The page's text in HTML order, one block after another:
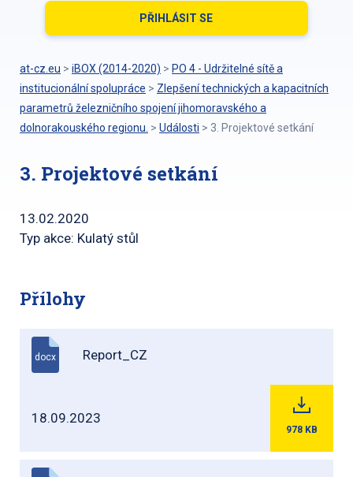
at-cz.eu > iBOX (2014-2020) > PO 4 - Udržitelné sítě a
institucionální spolupráce > Zlepšení technických a kapacitních
parametrů železničního spojení jihomoravského a
dolnorakouského regionu. > Události > 3. Projektové setkání
3. Projektové setkání
13.02.2020
Typ akce: Kulatý stůl
Přílohy
docx Report_CZ
18.09.2023
978 KB